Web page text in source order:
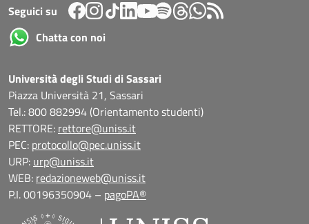
Università degli Studi di Sassari
Piazza Università 21, Sassari
Tel.: 800 882994 (Orientamento studenti)
RETTORE: rettore@uniss.it
PEC: protocollo@pec.uniss.it
URP: urp@uniss.it
WEB: redazioneweb@uniss.it
P.I. 00196350904 – pagoPA®
Seguici su
Chatta con noi